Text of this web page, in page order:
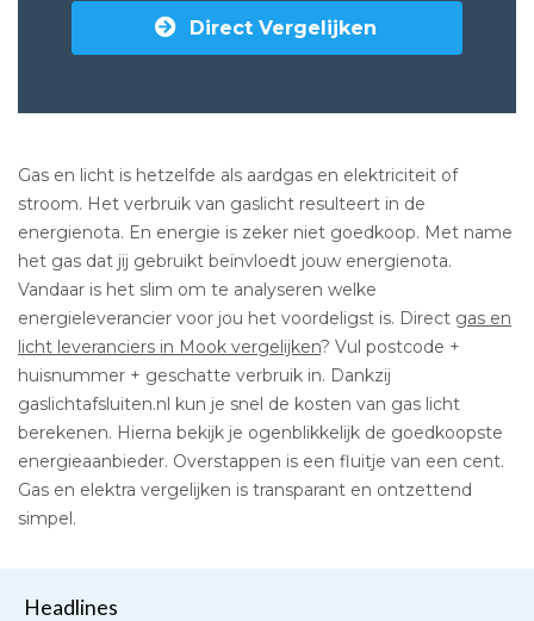
Direct Vergelijken
Gas en licht is hetzelfde als aardgas en elektriciteit of
stroom. Het verbruik van gaslicht resulteert in de
energienota. En energie is zeker niet goedkoop. Met name
het gas dat jij gebruikt beïnvloedt jouw energienota.
Vandaar is het slim om te analyseren welke
energieleverancier voor jou het voordeligst is. Direct gas en
licht leveranciers in Mook vergelijken? Vul postcode +
huisnummer + geschatte verbruik in. Dankzij
gaslichtafsluiten.nl kun je snel de kosten van gas licht
berekenen. Hierna bekijk je ogenblikkelijk de goedkoopste
energieaanbieder. Overstappen is een fluitje van een cent.
Gas en elektra vergelijken is transparant en ontzettend
simpel.
Headlines